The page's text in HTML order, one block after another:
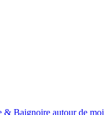
& Baignoire autour de moi